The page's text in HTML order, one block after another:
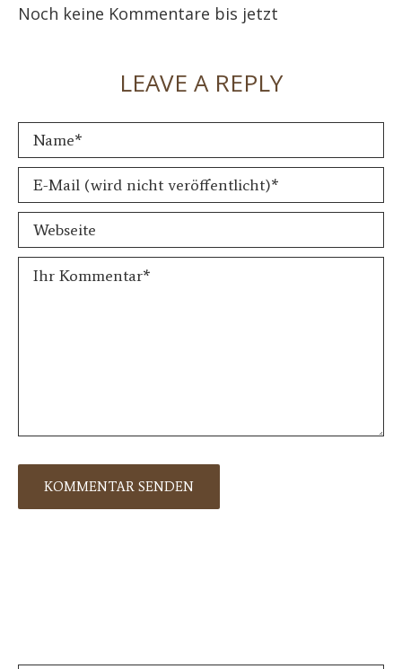
Noch keine Kommentare bis jetzt
LEAVE A REPLY